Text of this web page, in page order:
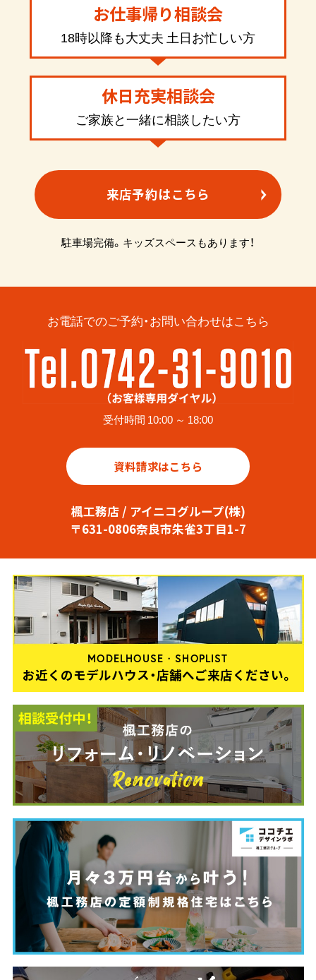
お仕事帰り相談会
18時以降も大丈夫 土日お忙しい方
休日充実相談会
ご家族と一緒に相談したい方
来店予約はこちら
駐車場完備。キッズスペースもあります！
お電話でのご予約・お問い合わせはこちら
受付時間 10:00 ～ 18:00
資料請求はこちら
楓工務店 / アイニコグループ(株)
〒631-0806奈良市朱雀3丁目1-7
MODELHOUSE・SHOPLIST
お近くのモデルハウス・店舗へご来店ください。